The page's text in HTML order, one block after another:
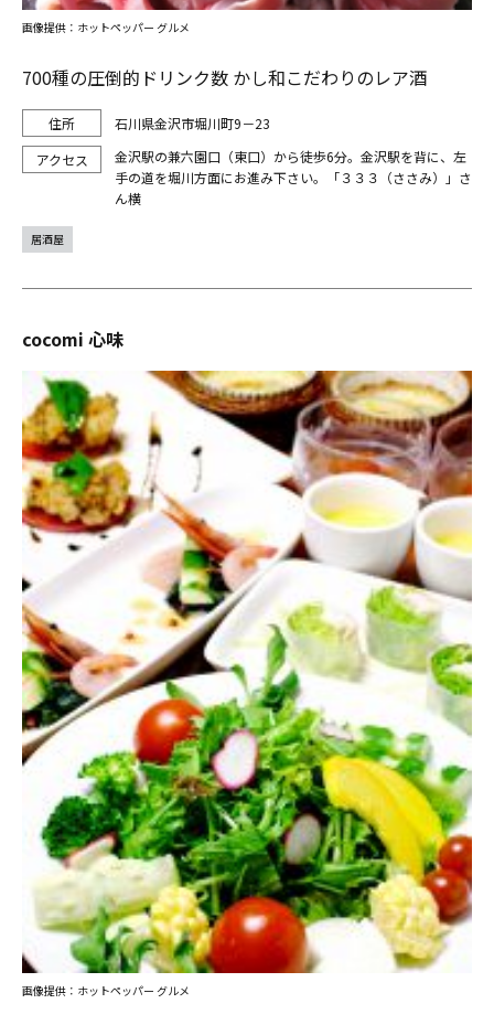
700種の圧倒的ドリンク数 かし和こだわりのレア酒
石川県金沢市堀川町9－23
金沢駅の兼六園口（東口）から徒歩6分。金沢駅を背に、左
手の道を堀川方面にお進み下さい。「３３３（ささみ）」さ
ん横
画像提供：ホットペッパー グルメ
居酒屋
cocomi 心味
画像提供：ホットペッパー グルメ